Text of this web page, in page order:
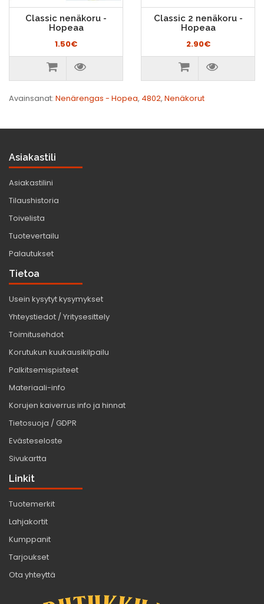
Classic nenäkoru -
Hopeaa
1.50€
Classic 2 nenäkoru -
Hopeaa
2.90€
Avainsanat: Nenärengas - Hopea, 4802, Nenäkorut
Asiakastili
Asiakastilini
Tilaushistoria
Toivelista
Tuotevertailu
Palautukset
Tietoa
Usein kysytyt kysymykset
Yhteystiedot / Yritysesittely
Toimitusehdot
Korutukun kuukausikilpailu
Palkitsemispisteet
Materiaali-info
Korujen kaiverrus info ja hinnat
Tietosuoja / GDPR
Evästeseloste
Sivukartta
Linkit
Tuotemerkit
Lahjakortit
Kumppanit
Tarjoukset
Ota yhteyttä